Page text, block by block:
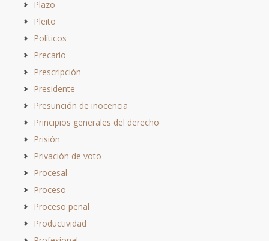
Plazo
Pleito
Políticos
Precario
Prescripción
Presidente
Presunción de inocencia
Principios generales del derecho
Prisión
Privación de voto
Procesal
Proceso
Proceso penal
Productividad